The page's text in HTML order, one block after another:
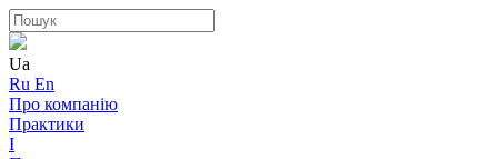
Ua
Ru En
Про компанію
Практики
I